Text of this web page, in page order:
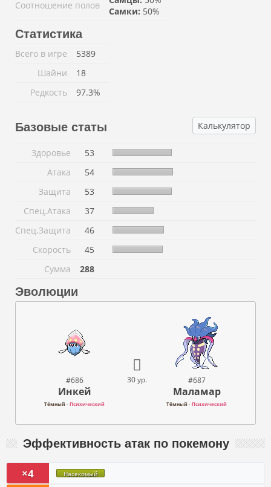
Соотношение полов
Самки: 50%
Статистика
Всего в игре
5389
Шайни
18
Редкость
97.3%
Базовые статы Калькулятор
Здоровье
53
Атака
54
Защита
53
Спец.Атака
37
Спец.Защита
46
Скорость
45
Сумма
288
Эволюции
#686
Инкей
Тёмный- Психический
30 ур. #687
Маламар
Тёмный- Психический
Эффективность атак по покемону
×4 Насекомый